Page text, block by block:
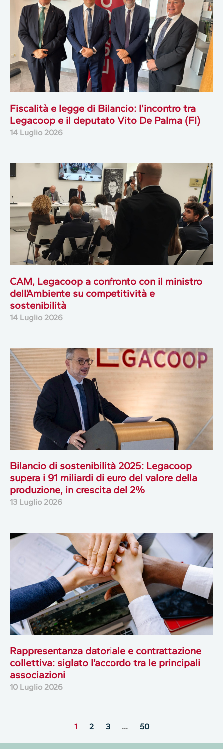
Fiscalità e legge di Bilancio: l’incontro tra
Legacoop e il deputato Vito De Palma (FI)
14 Luglio 2026
CAM, Legacoop a confronto con il ministro
dell’Ambiente su competitività e
sostenibilità
14 Luglio 2026
Bilancio di sostenibilità 2025: Legacoop
supera i 91 miliardi di euro del valore della
produzione, in crescita del 2%
13 Luglio 2026
Rappresentanza datoriale e contrattazione
collettiva: siglato l’accordo tra le principali
associazioni
10 Luglio 2026
1 2 3 … 50